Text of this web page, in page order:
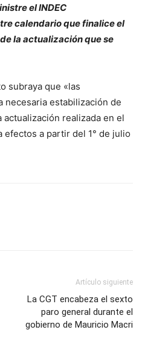
el INDEC
calendario que finalice el
la actualización que se
subraya que «las
necesaria estabilización de
actualización realizada en el
efectos a partir del 1° de julio
Artículo siguiente
La CGT encabeza el sexto
paro general durante el
gobierno de Mauricio Macri